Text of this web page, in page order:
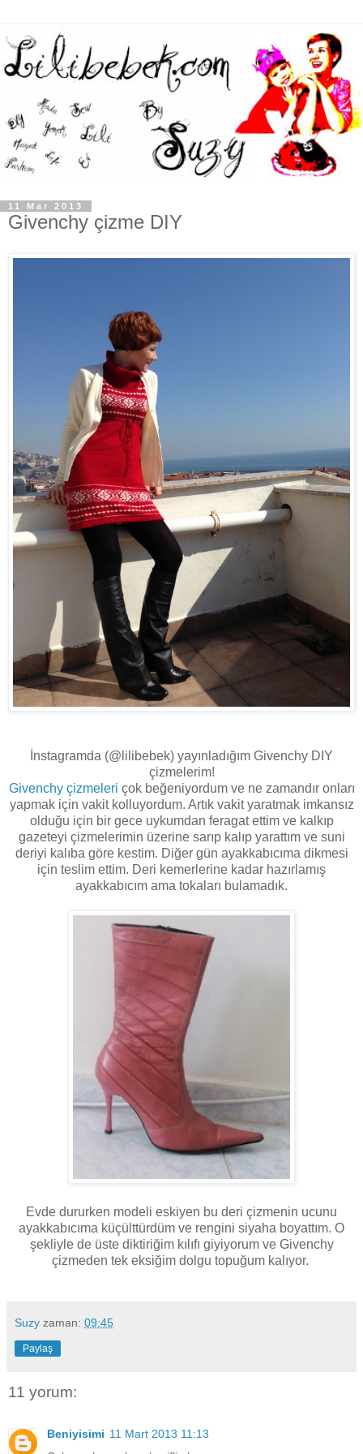
11 Mar 2013
Givenchy çizme DIY
İnstagramda (@lilibebek) yayınladığım Givenchy DIY
çizmelerim!
Givenchy çizmeleri çok beğeniyordum ve ne zamandır onları
yapmak için vakit kolluyordum. Artık vakit yaratmak imkansız
olduğu için bir gece uykumdan feragat ettim ve kalkıp
gazeteyi çizmelerimin üzerine sarıp kalıp yarattım ve suni
deriyi kalıba göre kestim. Diğer gün ayakkabıcıma dikmesi
için teslim ettim. Deri kemerlerine kadar hazırlamış
ayakkabıcım ama tokaları bulamadık.
Evde dururken modeli eskiyen bu deri çizmenin ucunu
ayakkabıcıma küçülttürdüm ve rengini siyaha boyattım. O
şekliyle de üste diktiriğim kılıfı giyiyorum ve Givenchy
çizmeden tek eksiğim dolgu topuğum kalıyor.
Suzy zaman: 09:45
Paylaş
11 yorum:
Beniyisimi 11 Mart 2013 11:13